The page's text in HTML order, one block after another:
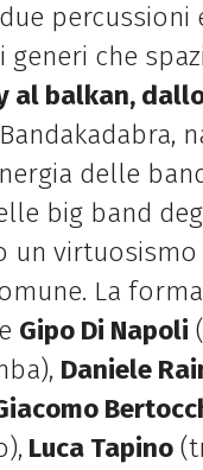
percussioni
generi che
al balkan,
Bandakadabra,
delle
big band
un
La
Gipo Di Napoli
Daniele
Luca Tapino